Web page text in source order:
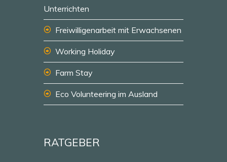
Unterrichten
Freiwilligenarbeit mit Erwachsenen
Working Holiday
Farm Stay
Eco Volunteering im Ausland
RATGEBER